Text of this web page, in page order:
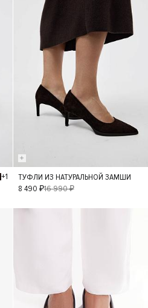
+1
40 36
38
39
ТУФЛИ ИЗ НАТУРАЛЬНОЙ ЗАМШИ
8 490 ₽16 990 ₽